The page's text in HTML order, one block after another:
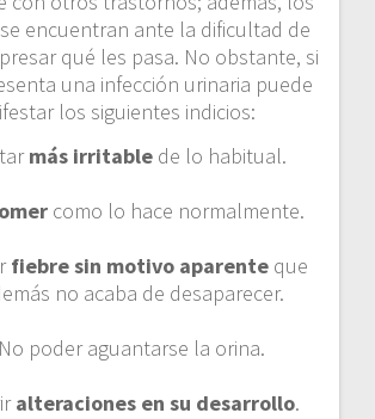
encuentran ante la dificultad de
qué les pasa. No obstante, si
una infección urinaria puede
los siguientes indicios:
más irritable de lo habitual.
como lo hace normalmente.
fiebre sin motivo aparenteque
no acaba de desaparecer.
No poder aguantarse la orina.
alteraciones en su desarrollo.